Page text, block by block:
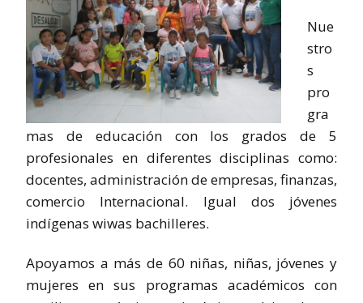
Nue
stro
s
pro
gra
mas de educación con los grados de 5
profesionales en diferentes disciplinas como:
docentes, administración de empresas, finanzas,
comercio Internacional. Igual dos jóvenes
indígenas wiwas bachilleres.
Apoyamos a más de 60 niñas, niñas, jóvenes y
mujeres en sus programas académicos con